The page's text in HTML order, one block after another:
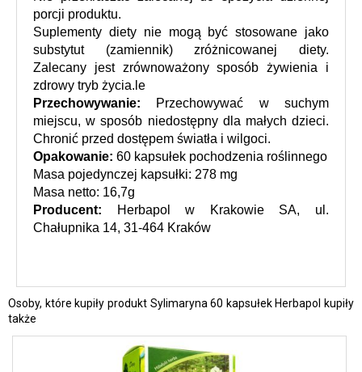
porcji produktu.
Suplementy diety nie mogą być stosowane jako
substytut (zamiennik) zróżnicowanej diety.
Zalecany jest zrównoważony sposób żywienia i
zdrowy tryb życia.le
Przechowywanie: Przechowywać w suchym
miejscu, w sposób niedostępny dla małych dzieci.
Chronić przed dostępem światła i wilgoci.
Opakowanie: 60 kapsułek pochodzenia roślinnego
Masa pojedynczej kapsułki: 278 mg
Masa netto: 16,7g
Producent: Herbapol w Krakowie SA, ul.
Chałupnika 14, 31-464 Kraków
Osoby, które kupiły produkt Sylimaryna 60 kapsułek Herbapol kupiły
także